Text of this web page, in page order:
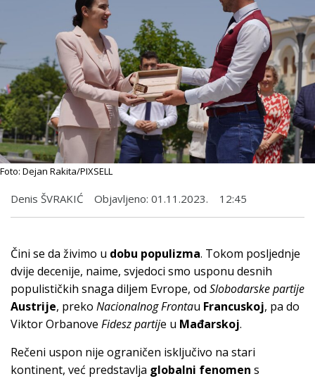
Foto: Dejan Rakita/PIXSELL
Denis ŠVRAKIĆ Objavljeno: 01.11.2023. 12:45
Čini se da živimo u dobu populizma. Tokom posljednje
dvije decenije, naime, svjedoci smo usponu desnih
populističkih snaga diljem Evrope, od Slobodarske partije
Austrije, preko Nacionalnog Frontau Francuskoj, pa do
Viktor Orbanove Fidesz partije u Mađarskoj.
Rečeni uspon nije ograničen isključivo na stari
kontinent, već predstavlja globalni fenomen s